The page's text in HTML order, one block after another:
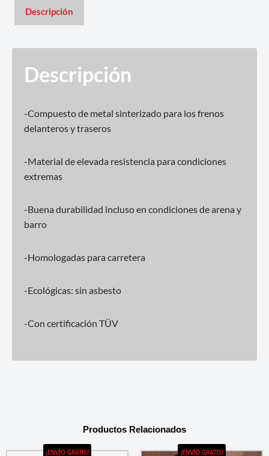
Descripción
Descripción
-Compuesto de metal sinterizado para los frenos
delanteros y traseros
-Material de elevada resistencia para condiciones
extremas
-Buena durabilidad incluso en condiciones de arena y
barro
-Homologadas para carretera
-Ecológicas: sin asbesto
-Con certificación TÜV
Productos Relacionados
¡ENVÍO GRATIS! ¡ENVÍO GRATIS!